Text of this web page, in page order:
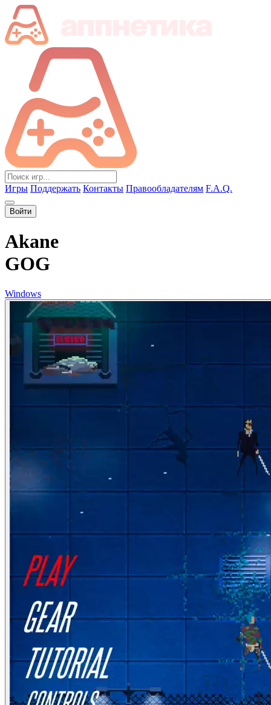
Игры Поддержать Контакты Правообладателям F.A.Q.
Войти
Akane
GOG
Windows